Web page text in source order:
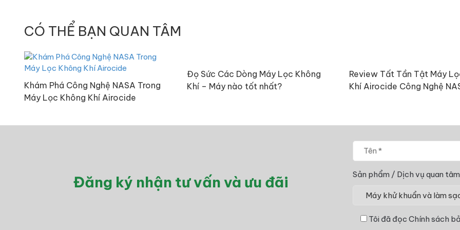
CÓ THỂ BẠN QUAN TÂM
Khám Phá Công Nghệ NASA Trong
Máy Lọc Không Khí Airocide
Đọ Sức Các Dòng Máy Lọc Không
Khí – Máy nào tốt nhất?
Review Tất Tần Tật Máy
Khí Airocide Công Nghệ
Đăng ký nhận tư vấn và ưu đãi Sản phẩm / Dịch vụ quan tâm
Tôi đã đọc Chính sách